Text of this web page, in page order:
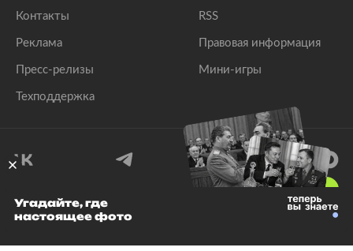
Контакты
Реклама
Пресс-релизы
Техподдержка
RSS
Правовая информация
Мини-игры
© 1999–2026 Все права защищены.
Угадайте, где
настоящее фото